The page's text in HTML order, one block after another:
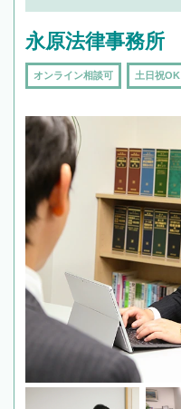
永原法律事務所
オンライン相談可 土日祝OK